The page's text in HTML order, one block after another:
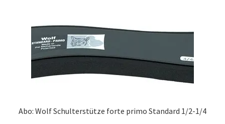
Abo: Wolf Schulterstütze forte primo Standard 1/2-1/4